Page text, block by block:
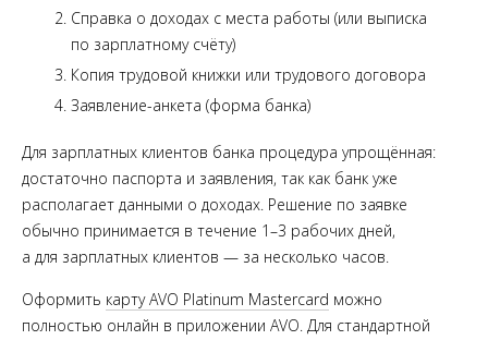
Справка о доходах с места работы (или выписка
по зарплатному счёту)
Копия трудовой книжки или трудового договора
Заявление-анкета (форма банка)
Для зарплатных клиентов банка процедура упрощённая:
достаточно паспорта и заявления, так как банк уже
располагает данными о доходах. Решение по заявке
обычно принимается в течение 1–3 рабочих дней,
а для зарплатных клиентов — за несколько часов.
Оформить карту AVO Platinum Mastercard можно
полностью онлайн в приложении AVO. Для стандартной